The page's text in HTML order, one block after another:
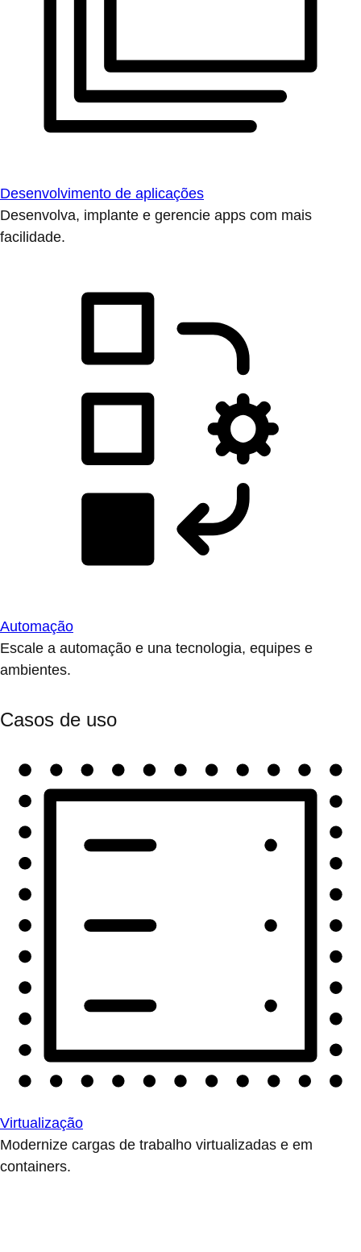
Desenvolvimento de aplicações
Desenvolva, implante e gerencie apps com mais
facilidade.
Automação
Escale a automação e una tecnologia, equipes e
ambientes.
Casos de uso
Virtualização
Modernize cargas de trabalho virtualizadas e em
containers.